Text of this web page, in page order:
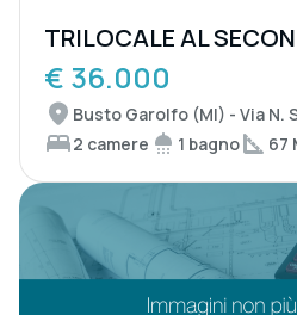
TRILOCALE AL
€ 36.000
Busto Garolfo (MI) - Via N.
2 camere
1 bagno 67